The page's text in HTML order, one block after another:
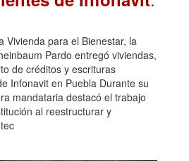
Vivienda para el Bienestar, la
Pardo entregó viviendas,
de créditos y escrituras
Infonavit en Puebla Durante su
mandataria destacó el trabajo
al reestructurar y